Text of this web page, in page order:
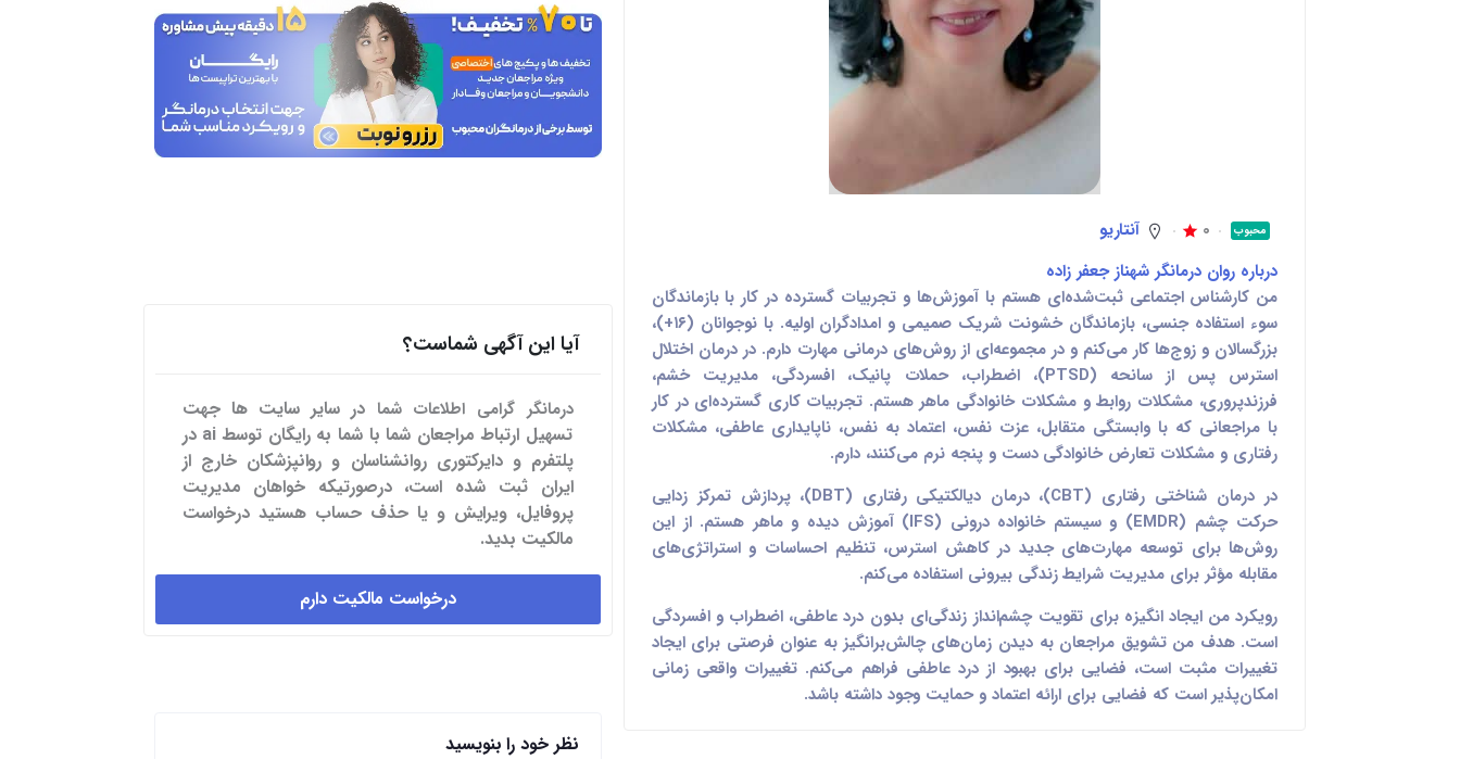
محبوب 0
آنتاریو
درباره روان درمانگر شهناز جعفر زاده
من کارشناس اجتماعی ثبت‌شده‌ای هستم با آموزش‌ها و تجربیات گسترده در کار با بازماندگان
سوء استفاده جنسی، بازماندگان خشونت شریک صمیمی و امدادگران اولیه. با نوجوانان (۱۶+)،
بزرگسالان و زوج‌ها کار می‌کنم و در مجموعه‌ای از روش‌های درمانی مهارت دارم. در درمان اختلال
استرس پس از سانحه (PTSD)، اضطراب، حملات پانیک، افسردگی، مدیریت خشم،
فرزندپروری، مشکلات روابط و مشکلات خانوادگی ماهر هستم. تجربیات کاری گسترده‌ای در کار
با مراجعانی که با وابستگی متقابل، عزت نفس، اعتماد به نفس، ناپایداری عاطفی، مشکلات
رفتاری و مشکلات تعارض خانوادگی دست و پنجه نرم می‌کنند، دارم.
در درمان شناختی رفتاری (CBT)، درمان دیالکتیکی رفتاری (DBT)، پردازش تمرکز زدایی
حرکت چشم (EMDR) و سیستم خانواده درونی (IFS) آموزش دیده و ماهر هستم. از این
روش‌ها برای توسعه مهارت‌های جدید در کاهش استرس، تنظیم احساسات و استراتژی‌های
مقابله مؤثر برای مدیریت شرایط زندگی بیرونی استفاده می‌کنم.
رویکرد من ایجاد انگیزه برای تقویت چشم‌انداز زندگی‌ای بدون درد عاطفی، اضطراب و افسردگی
است. هدف من تشویق مراجعان به دیدن زمان‌های چالش‌برانگیز به عنوان فرصتی برای ایجاد
تغییرات مثبت است، فضایی برای بهبود از درد عاطفی فراهم می‌کنم. تغییرات واقعی زمانی
امکان‌پذیر است که فضایی برای ارائه اعتماد و حمایت وجود داشته باشد.
آیا این آگهی شماست؟
درمانگر گرامی اطلاعات شما در سایر سایت ها جهت
تسهیل ارتباط مراجعان شما با شما به رایگان توسط ai در
پلتفرم و دایرکتوری روانشناسان و روانپزشکان خارج از
ایران ثبت شده است، درصورتیکه خواهان مدیریت
پروفایل، ویرایش و یا حذف حساب هستید درخواست
مالکیت بدید.
درخواست مالکیت دارم
نظر خود را بنویسید